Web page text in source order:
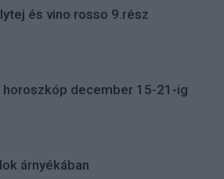
és vino rosso 9.rész
horoszkóp december 15-21-ig
árnyékában